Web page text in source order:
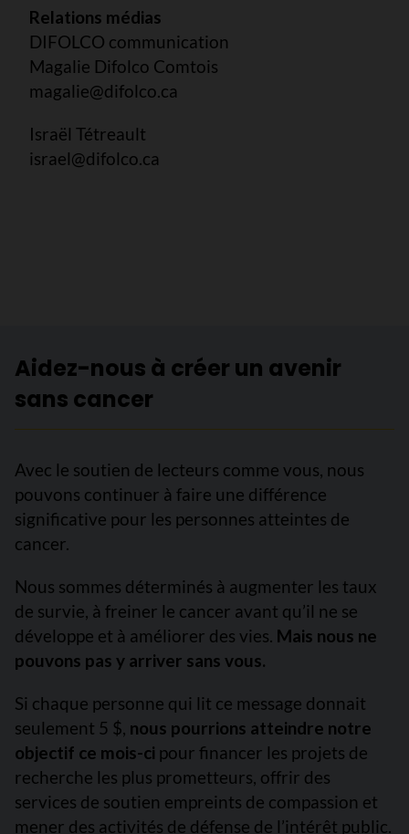
Relations médias
DIFOLCO communication
Magalie Difolco Comtois
magalie@difolco.ca
Israël Tétreault
israel@difolco.ca
Aidez-nous à créer un avenir
sans cancer
Avec le soutien de lecteurs comme vous, nous
pouvons continuer à faire une différence
significative pour les personnes atteintes de
cancer.
Nous sommes déterminés à augmenter les taux
de survie, à freiner le cancer avant qu’il ne se
développe et à améliorer des vies. Mais nous ne
pouvons pas y arriver sans vous.
Si chaque personne qui lit ce message donnait
seulement 5 $, nous pourrions atteindre notre
objectif ce mois-ci pour financer les projets de
recherche les plus prometteurs, offrir des
services de soutien empreints de compassion et
mener des activités de défense de l’intérêt public.